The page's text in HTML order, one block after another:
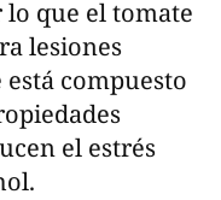
lo que el tomate
lesiones
está compuesto
el estrés